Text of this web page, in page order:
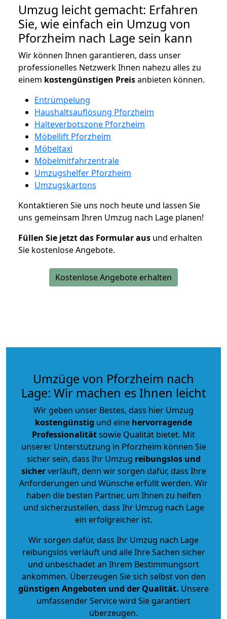
Umzug leicht gemacht: Erfahren
Sie, wie einfach ein Umzug von
Pforzheim nach Lage sein kann
Wir können Ihnen garantieren, dass unser
professionelles Netzwerk Ihnen nahezu alles zu
einem kostengünstigen Preisanbieten können.
Entrümpelung
Haushaltsauflösung Pforzheim
Halteverbotszone Pforzheim
Möbellift Pforzheim
Möbeltaxi
Möbelmitfahrzentrale
Umzugshelfer Pforzheim
Umzugskartons
Kontaktieren Sie uns noch heute und lassen Sie
uns gemeinsam Ihren Umzug nach Lage planen!
Füllen Sie jetzt das Formular aus und erhalten
Sie kostenlose Angebote.
Kostenlose Angebote erhalten
Umzüge von Pforzheim nach
Lage: Wir machen es Ihnen leicht
Wir geben unser Bestes, dass hier Umzug
kostengünstig und eine hervorragende
Professionalitätsowie Qualität bietet. Mit
unserer Unterstützung in Pforzheim können Sie
sicher sein, dass Ihr Umzug reibungslos und
sicherverläuft, denn wir sorgen dafür, dass Ihre
Anforderungen und Wünsche erfüllt werden. Wir
haben die besten Partner, um Ihnen zu helfen
und sicherzustellen, dass Ihr Umzug nach Lage
ein erfolgreicher ist.
Wir sorgen dafür, dass Ihr Umzug nach Lage
reibungslos verläuft und alle Ihre Sachen sicher
und unbeschadet an Ihrem Bestimmungsort
ankommen. Überzeugen Sie sich selbst von den
günstigen Angeboten und der Qualität. Unsere
umfassender Service wird Sie garantiert
überzeugen.